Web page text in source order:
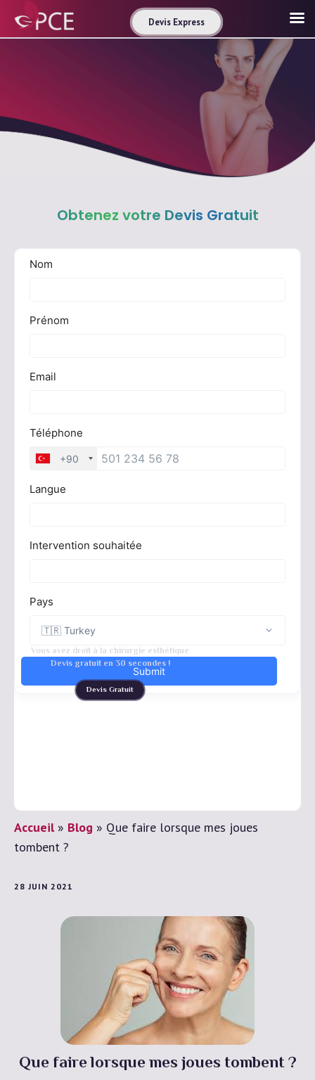
Vous avez droit à la chirurgie esthétique
Devis gratuit en 30 secondes !
Devis Gratuit
Obtenez votre Devis Gratuit
Accueil» Blog » Que faire lorsque mes joues
tombent ?
28 JUIN 2021
Que faire lorsque mes joues tombent ?
Devis Express